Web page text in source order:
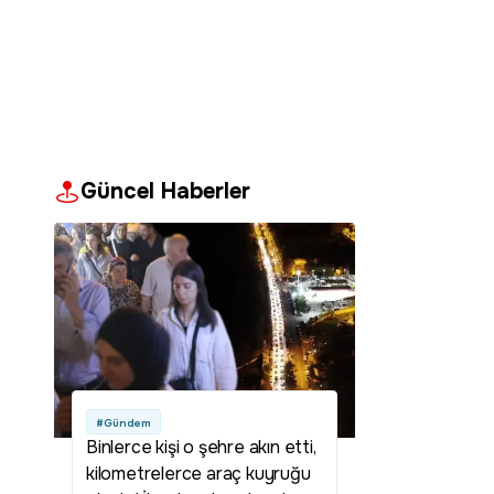
Güncel Haberler
#Gündem
Binlerce kişi o şehre akın etti,
kilometrelerce araç kuyruğu